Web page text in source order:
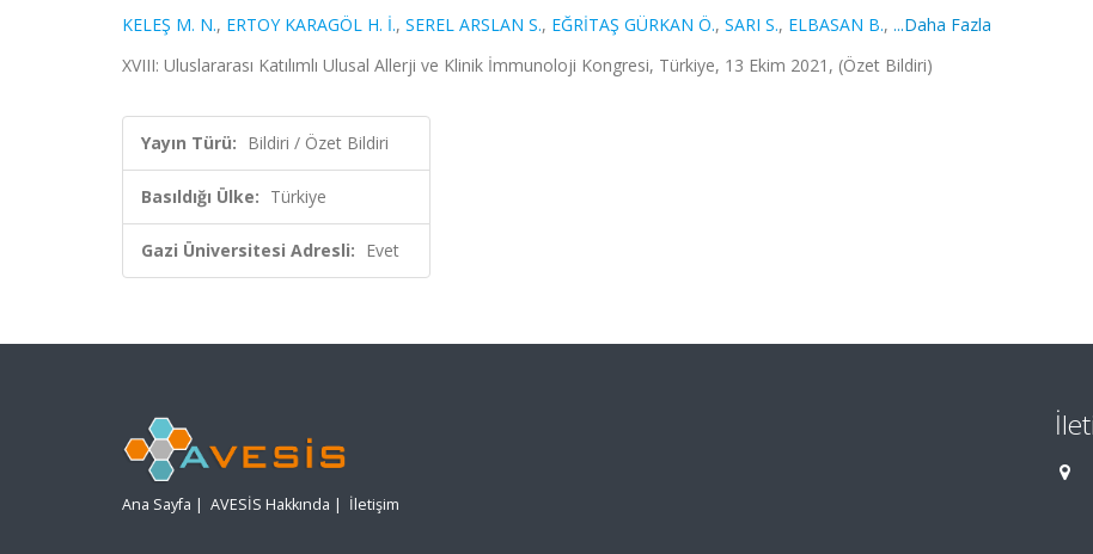
KELEŞ M. N., ERTOY KARAGÖL H. İ., SEREL ARSLAN S., EĞRİTAŞ GÜRKAN Ö., SARI S., ELBASAN B., ...Daha Fazla
XVIII: Uluslararası Katılımlı Ulusal Allerji ve Klinik İmmunoloji Kongresi, Türkiye, 13 Ekim 2021, (Özet Bildiri)
Yayın Türü: Bildiri / Özet Bildiri
Basıldığı Ülke: Türkiye
Gazi Üniversitesi Adresli: Evet
Ana Sayfa | AVESİS Hakkında | İletişim